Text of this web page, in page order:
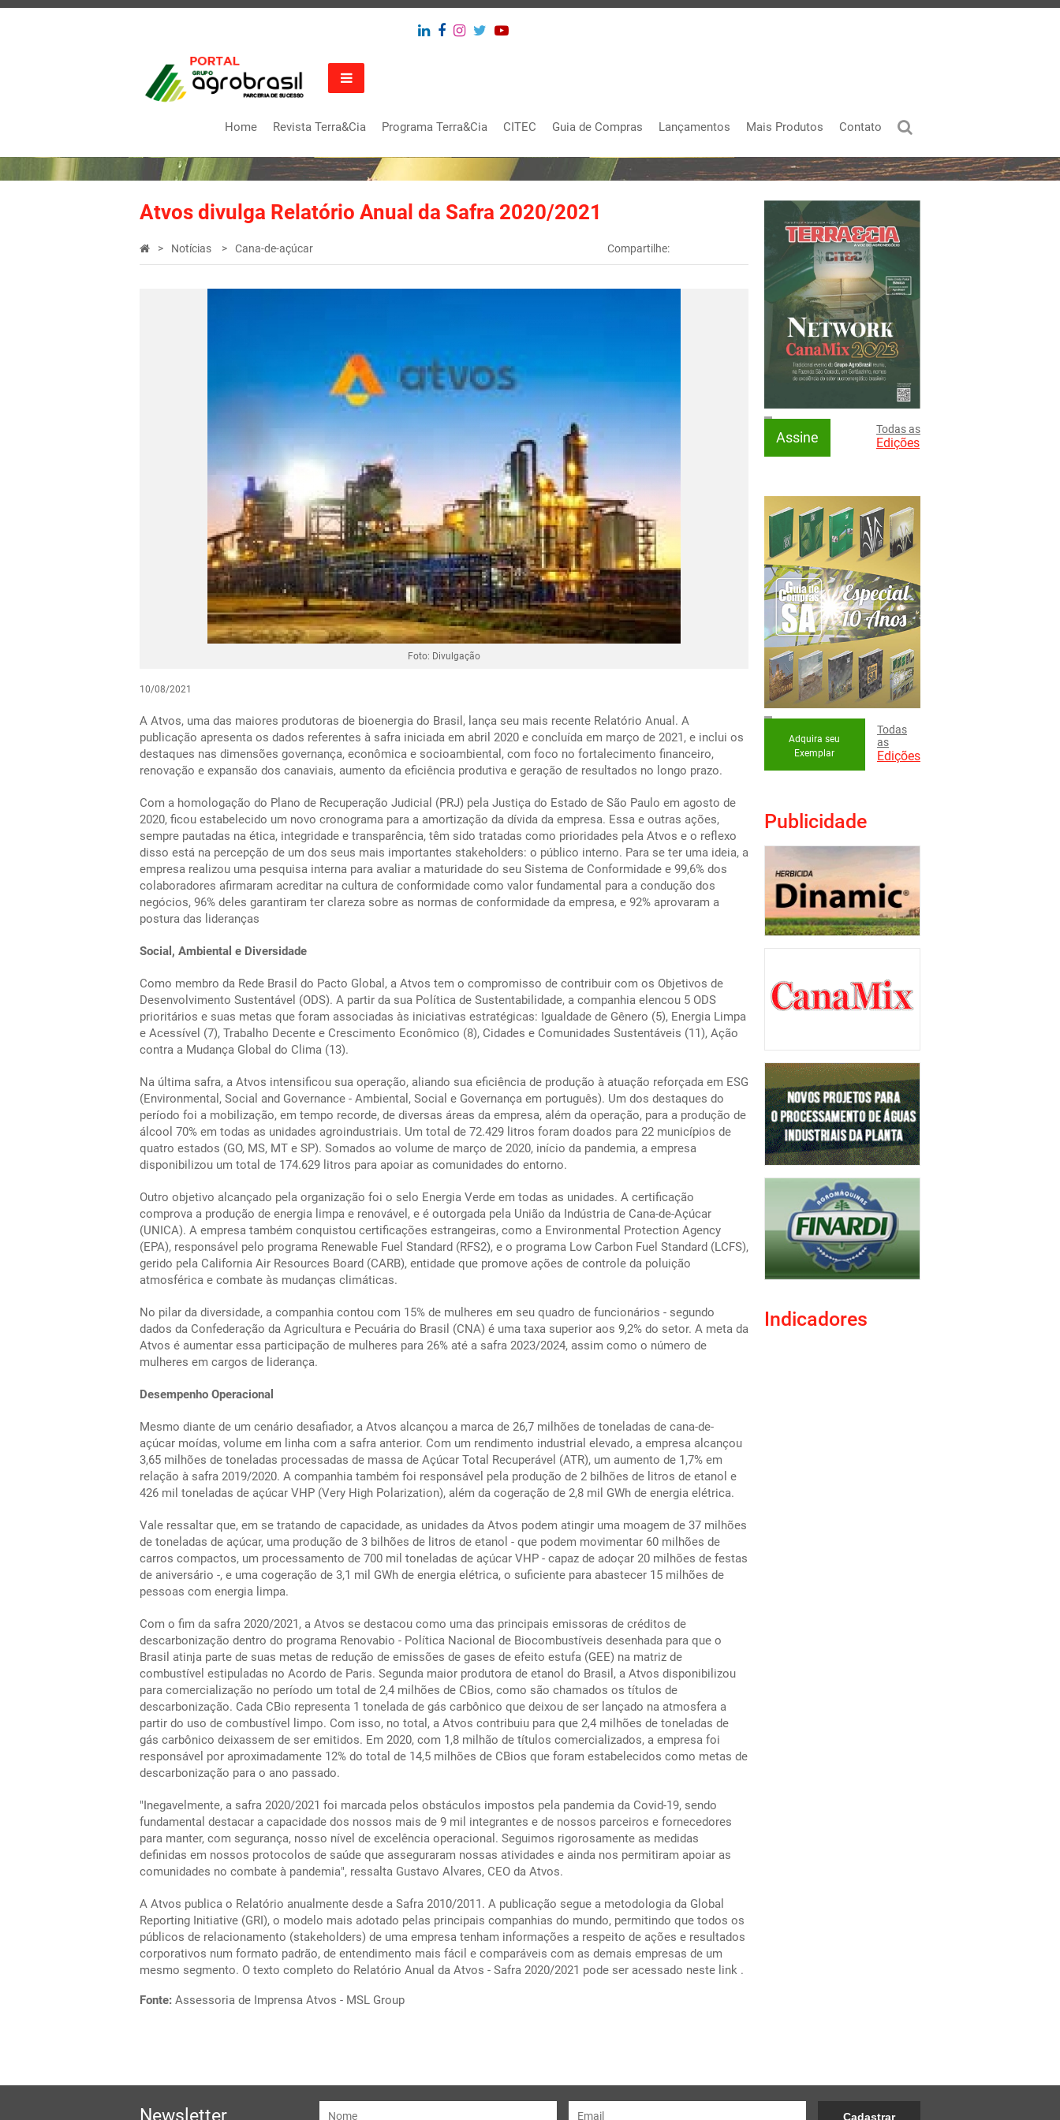
Home Revista Terra&Cia Programa Terra&Cia CITEC Guia de Compras Lançamentos Mais Produtos Contato
Atvos divulga Relatório Anual da Safra 2020/2021
Notícias Cana-de-açúcar Compartilhe:
Foto: Divulgação
10/08/2021
A Atvos, uma das maiores produtoras de bioenergia do Brasil, lança seu mais recente Relatório Anual. A
publicação apresenta os dados referentes à safra iniciada em abril 2020 e concluída em março de 2021, e inclui os
destaques nas dimensões governança, econômica e socioambiental, com foco no fortalecimento financeiro,
renovação e expansão dos canaviais, aumento da eficiência produtiva e geração de resultados no longo prazo.
Com a homologação do Plano de Recuperação Judicial (PRJ) pela Justiça do Estado de São Paulo em agosto de
2020, ficou estabelecido um novo cronograma para a amortização da dívida da empresa. Essa e outras ações,
sempre pautadas na ética, integridade e transparência, têm sido tratadas como prioridades pela Atvos e o reflexo
disso está na percepção de um dos seus mais importantes stakeholders: o público interno. Para se ter uma ideia, a
empresa realizou uma pesquisa interna para avaliar a maturidade do seu Sistema de Conformidade e 99,6% dos
colaboradores afirmaram acreditar na cultura de conformidade como valor fundamental para a condução dos
negócios, 96% deles garantiram ter clareza sobre as normas de conformidade da empresa, e 92% aprovaram a
postura das lideranças
Social, Ambiental e Diversidade
Como membro da Rede Brasil do Pacto Global, a Atvos tem o compromisso de contribuir com os Objetivos de
Desenvolvimento Sustentável (ODS). A partir da sua Política de Sustentabilidade, a companhia elencou 5 ODS
prioritários e suas metas que foram associadas às iniciativas estratégicas: Igualdade de Gênero (5), Energia Limpa
e Acessível (7), Trabalho Decente e Crescimento Econômico (8), Cidades e Comunidades Sustentáveis (11), Ação
contra a Mudança Global do Clima (13).
Na última safra, a Atvos intensificou sua operação, aliando sua eficiência de produção à atuação reforçada em ESG
(Environmental, Social and Governance - Ambiental, Social e Governança em português). Um dos destaques do
período foi a mobilização, em tempo recorde, de diversas áreas da empresa, além da operação, para a produção de
álcool 70% em todas as unidades agroindustriais. Um total de 72.429 litros foram doados para 22 municípios de
quatro estados (GO, MS, MT e SP). Somados ao volume de março de 2020, início da pandemia, a empresa
disponibilizou um total de 174.629 litros para apoiar as comunidades do entorno.
Outro objetivo alcançado pela organização foi o selo Energia Verde em todas as unidades. A certificação
comprova a produção de energia limpa e renovável, e é outorgada pela União da Indústria de Cana-de-Açúcar
(UNICA). A empresa também conquistou certificações estrangeiras, como a Environmental Protection Agency
(EPA), responsável pelo programa Renewable Fuel Standard (RFS2), e o programa Low Carbon Fuel Standard (LCFS),
gerido pela California Air Resources Board (CARB), entidade que promove ações de controle da poluição
atmosférica e combate às mudanças climáticas.
No pilar da diversidade, a companhia contou com 15% de mulheres em seu quadro de funcionários - segundo
dados da Confederação da Agricultura e Pecuária do Brasil (CNA) é uma taxa superior aos 9,2% do setor. A meta da
Atvos é aumentar essa participação de mulheres para 26% até a safra 2023/2024, assim como o número de
mulheres em cargos de liderança.
Desempenho Operacional
Mesmo diante de um cenário desafiador, a Atvos alcançou a marca de 26,7 milhões de toneladas de cana-de-
açúcar moídas, volume em linha com a safra anterior. Com um rendimento industrial elevado, a empresa alcançou
3,65 milhões de toneladas processadas de massa de Açúcar Total Recuperável (ATR), um aumento de 1,7% em
relação à safra 2019/2020. A companhia também foi responsável pela produção de 2 bilhões de litros de etanol e
426 mil toneladas de açúcar VHP (Very High Polarization), além da cogeração de 2,8 mil GWh de energia elétrica.
Vale ressaltar que, em se tratando de capacidade, as unidades da Atvos podem atingir uma moagem de 37 milhões
de toneladas de açúcar, uma produção de 3 bilhões de litros de etanol - que podem movimentar 60 milhões de
carros compactos, um processamento de 700 mil toneladas de açúcar VHP - capaz de adoçar 20 milhões de festas
de aniversário -, e uma cogeração de 3,1 mil GWh de energia elétrica, o suficiente para abastecer 15 milhões de
pessoas com energia limpa.
Com o fim da safra 2020/2021, a Atvos se destacou como uma das principais emissoras de créditos de
descarbonização dentro do programa Renovabio - Política Nacional de Biocombustíveis desenhada para que o
Brasil atinja parte de suas metas de redução de emissões de gases de efeito estufa (GEE) na matriz de
combustível estipuladas no Acordo de Paris. Segunda maior produtora de etanol do Brasil, a Atvos disponibilizou
para comercialização no período um total de 2,4 milhões de CBios, como são chamados os títulos de
descarbonização. Cada CBio representa 1 tonelada de gás carbônico que deixou de ser lançado na atmosfera a
partir do uso de combustível limpo. Com isso, no total, a Atvos contribuiu para que 2,4 milhões de toneladas de
gás carbônico deixassem de ser emitidos. Em 2020, com 1,8 milhão de títulos comercializados, a empresa foi
responsável por aproximadamente 12% do total de 14,5 milhões de CBios que foram estabelecidos como metas de
descarbonização para o ano passado.
"Inegavelmente, a safra 2020/2021 foi marcada pelos obstáculos impostos pela pandemia da Covid-19, sendo
fundamental destacar a capacidade dos nossos mais de 9 mil integrantes e de nossos parceiros e fornecedores
para manter, com segurança, nosso nível de excelência operacional. Seguimos rigorosamente as medidas
definidas em nossos protocolos de saúde que asseguraram nossas atividades e ainda nos permitiram apoiar as
comunidades no combate à pandemia", ressalta Gustavo Alvares, CEO da Atvos.
A Atvos publica o Relatório anualmente desde a Safra 2010/2011. A publicação segue a metodologia da Global
Reporting Initiative (GRI), o modelo mais adotado pelas principais companhias do mundo, permitindo que todos os
públicos de relacionamento (stakeholders) de uma empresa tenham informações a respeito de ações e resultados
corporativos num formato padrão, de entendimento mais fácil e comparáveis com as demais empresas de um
mesmo segmento. O texto completo do Relatório Anual da Atvos - Safra 2020/2021 pode ser acessado neste link .
Fonte: Assessoria de Imprensa Atvos - MSL Group
Assine Todas as
Edições
Adquira seu
Exemplar
Todas
as
Edições
Publicidade
Indicadores